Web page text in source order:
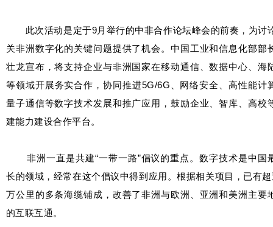
此次活动是定于9月举行的中非合作论坛峰会的前奏，为讨
关非洲数字化的关键问题提供了机会。中国工业和信息化部部
壮龙宣布，将支持企业与非洲国家在移动通信、数据中心、海
等领域开展务实合作，协同推进5G/6G、网络安全、高性能计
量子通信等数字技术发展和推广应用，鼓励企业、智库、高校
建能力建设合作平台。
非洲一直是共建“一带一路”倡议的重点。数字技术是中国
长的领域，经常在这个倡议中得到应用。根据相关项目，已有
万公里的多条海缆铺成，改善了非洲与欧洲、亚洲和美洲主要
的互联互通。